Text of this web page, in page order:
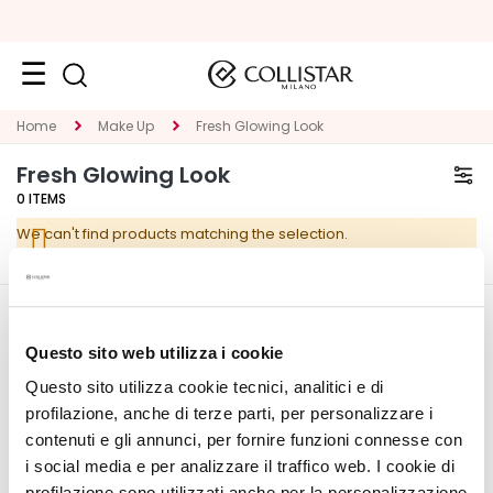
Questo sito web utilizza i cookie
Questo sito utilizza cookie tecnici, analitici e di
profilazione, anche di terze parti, per personalizzare i
contenuti e gli annunci, per fornire funzioni connesse con
i social media e per analizzare il traffico web. I cookie di
Face
C
A
T
E
G
Y
S
p
e
c
Home Make Up Fresh Glowing Look
Fresh Glowing Look
0 ITEMS
We can't find products matching the selection.
Contact
Accessibility Statement
Address Book
My Orders
My Wishlist
My Returns